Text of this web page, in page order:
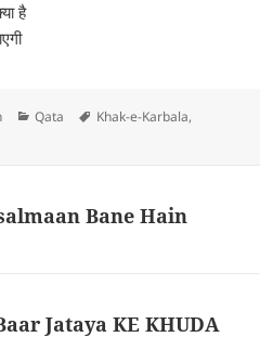
है
Categories
Qata Tags
Khak-e-Karbala,
Bane Hain
Jataya KE KHUDA